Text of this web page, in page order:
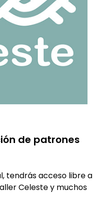
de verano, delgado.
pero puedes usar
o lo que quieras.
grueso o tieso
PDF de 28 páginas, con
PUEDE
de patrones
tendrás acceso libre a
Celeste y muchos